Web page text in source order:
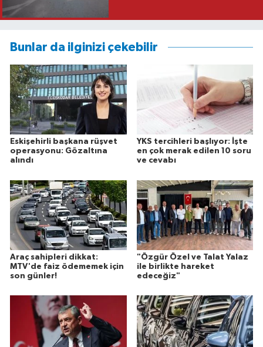
Bunlar da ilginizi çekebilir
Eskişehirli başkana rüşvet
operasyonu: Gözaltına
alındı
YKS tercihleri başlıyor: İşte
en çok merak edilen 10 soru
ve cevabı
Araç sahipleri dikkat:
MTV'de faiz ödememek için
son günler!
"Özgür Özel ve Talat Yalaz
ile birlikte hareket
edeceğiz"